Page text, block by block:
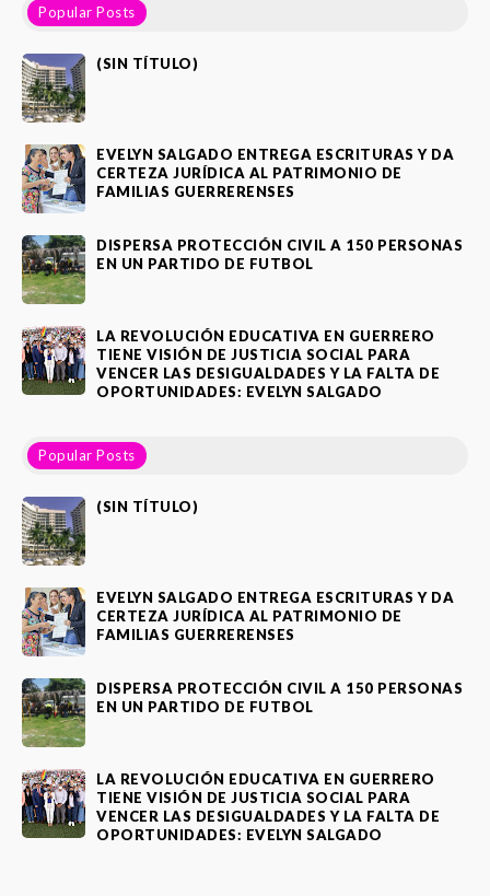
Popular Posts
(SIN TÍTULO)
EVELYN SALGADO ENTREGA ESCRITURAS Y DA
CERTEZA JURÍDICA AL PATRIMONIO DE
FAMILIAS GUERRERENSES
DISPERSA PROTECCIÓN CIVIL A 150 PERSONAS
EN UN PARTIDO DE FUTBOL
LA REVOLUCIÓN EDUCATIVA EN GUERRERO
TIENE VISIÓN DE JUSTICIA SOCIAL PARA
VENCER LAS DESIGUALDADES Y LA FALTA DE
OPORTUNIDADES: EVELYN SALGADO
Popular Posts
(SIN TÍTULO)
EVELYN SALGADO ENTREGA ESCRITURAS Y DA
CERTEZA JURÍDICA AL PATRIMONIO DE
FAMILIAS GUERRERENSES
DISPERSA PROTECCIÓN CIVIL A 150 PERSONAS
EN UN PARTIDO DE FUTBOL
LA REVOLUCIÓN EDUCATIVA EN GUERRERO
TIENE VISIÓN DE JUSTICIA SOCIAL PARA
VENCER LAS DESIGUALDADES Y LA FALTA DE
OPORTUNIDADES: EVELYN SALGADO